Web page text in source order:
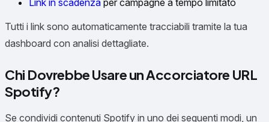
Tutti i link sono automaticamente tracciabili tramite la tua
dashboard con analisi dettagliate.
Chi Dovrebbe Usare un Accorciatore URL
Spotify?
Se condividi contenuti Spotify in uno dei seguenti modi, un